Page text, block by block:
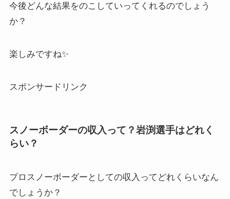
今後どんな結果をのこしていってくれるのでしょう
か？
楽しみですね✨
スポンサードリンク
スノーボーダーの収入って？岩渕選手はどれく
らい？
プロスノーボーダーとしての収入ってどれくらいなん
でしょうか？